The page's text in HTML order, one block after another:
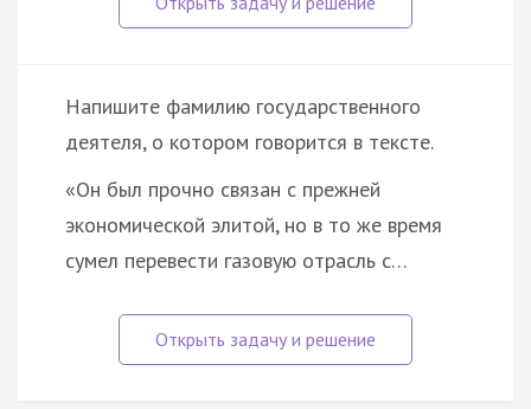
Напишите фамилию государственного
деятеля, о котором говорится в тексте.
«Он был прочно связан с прежней
экономической элитой, но в то же время
сумел перевести газовую отрасль с…